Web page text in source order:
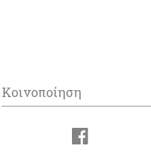
Κοινοποίηση